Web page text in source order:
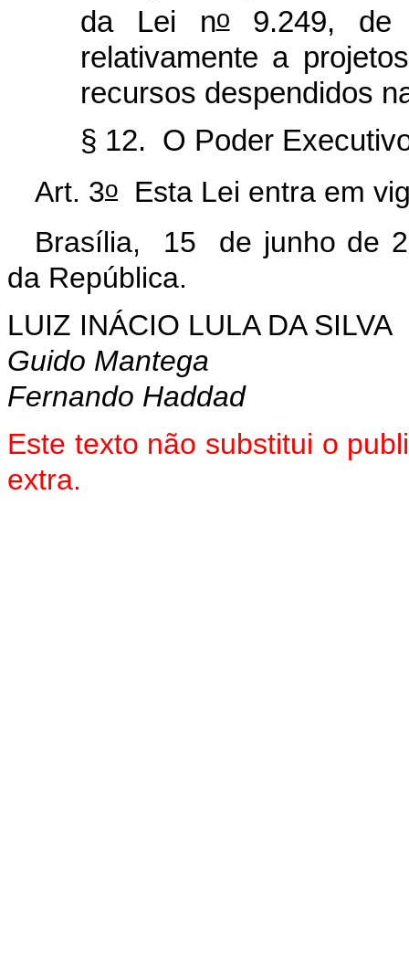
da Lei no9.249, de
relativamente a
recursos despendidos
§ 12. O Poder
Art. 3o Esta Lei entra em
Brasília, 15 de junho de
da República.
LUIZ INÁCIO LULA DA SILVA
Guido Mantega
Fernando Haddad
Este texto não substitui o
extra.